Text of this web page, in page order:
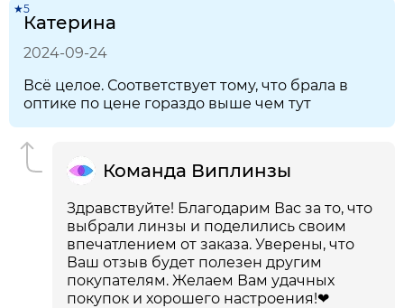
★5
Катерина
2024-09-24
Всё целое. Соответствует тому, что брала в
оптике по цене гораздо выше чем тут
Команда Виплинзы
Здравствуйте! Благодарим Вас за то, что
выбрали линзы и поделились своим
впечатлением от заказа. Уверены, что
Ваш отзыв будет полезен другим
покупателям. Желаем Вам удачных
покупок и хорошего настроения!❤